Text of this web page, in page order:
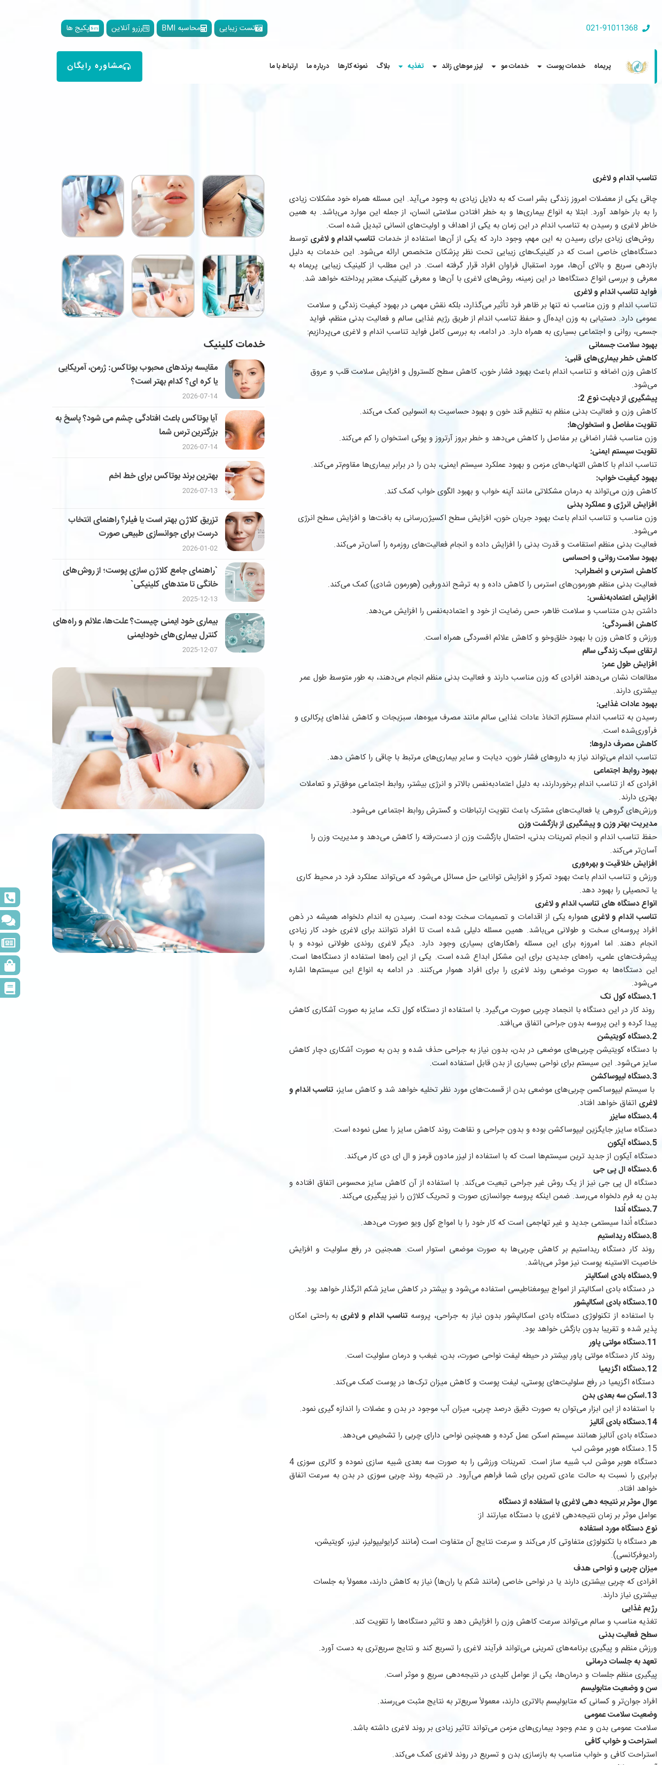
021-91011368 تست زیبایی محاسبه BMI رزرو آنلاین پکیج ها
پریماه خدمات پوست خدمات مو لیزر موهای زائد تغذیه بلاگ نمونه کارها درباره ما ارتباط با ما مشاوره رایگان
تناسب اندام و لاغری
چاقی یکی از معضلات امروز زندگی بشر است که به دلایل زیادی به وجود می‌آید. این مسئله همراه خود مشکلات زیادی
را به بار خواهد آورد. ابتلا به انواع بیماری‌ها و به خطر افتادن سلامتی انسان، از جمله این موارد می‌باشد. به همین
خاطر لاغری و رسیدن به تناسب اندام در این زمان به یکی از اهداف و اولیت‌های انسانی تبدیل شده است.
روش‌های زیادی برای رسیدن به این مهم، وجود دارد که یکی از آن‌ها استفاده از خدمات تناسب اندام و لاغری توسط
دستگاه‌های خاصی است که در کلینیک‌های زیبایی تحت نظر پزشکان متخصص ارائه می‌شود. این خدمات به دلیل
بازدهی سریع و بالای آن‌ها، مورد استقبال فراوان افراد قرار گرفته است. در این مطلب از کلینیک زیبایی پریماه به
معرفی و بررسی انواع دستگاه‌ها در این زمینه، روش‌های لاغری با آن‌ها و معرفی کلینیک معتبر پرداخته خواهد شد.
فواید تناسب اندام و لاغری
تناسب اندام و وزن مناسب نه تنها بر ظاهر فرد تأثیر می‌گذارد، بلکه نقش مهمی در بهبود کیفیت زندگی و سلامت
عمومی دارد. دستیابی به وزن ایده‌آل و حفظ تناسب اندام از طریق رژیم غذایی سالم و فعالیت بدنی منظم، فواید
جسمی، روانی و اجتماعی بسیاری به همراه دارد. در ادامه، به بررسی کامل فواید تناسب اندام و لاغری می‌پردازیم:
بهبود سلامت جسمانی
کاهش خطر بیماری‌های قلبی:
کاهش وزن اضافه و تناسب اندام باعث بهبود فشار خون، کاهش سطح کلسترول و افزایش سلامت قلب و عروق
می‌شود.
پیشگیری از دیابت نوع 2:
کاهش وزن و فعالیت بدنی منظم به تنظیم قند خون و بهبود حساسیت به انسولین کمک می‌کند.
تقویت مفاصل و استخوان‌ها:
وزن مناسب فشار اضافی بر مفاصل را کاهش می‌دهد و خطر بروز آرتروز و پوکی استخوان را کم می‌کند.
تقویت سیستم ایمنی:
تناسب اندام با کاهش التهاب‌های مزمن و بهبود عملکرد سیستم ایمنی، بدن را در برابر بیماری‌ها مقاوم‌تر می‌کند.
بهبود کیفیت خواب:
کاهش وزن می‌تواند به درمان مشکلاتی مانند آپنه خواب و بهبود الگوی خواب کمک کند.
افزایش انرژی و عملکرد بدنی
وزن مناسب و تناسب اندام باعث بهبود جریان خون، افزایش سطح اکسیژن‌رسانی به بافت‌ها و افزایش سطح انرژی
می‌شود.
فعالیت بدنی منظم استقامت و قدرت بدنی را افزایش داده و انجام فعالیت‌های روزمره را آسان‌تر می‌کند.
بهبود سلامت روانی و احساسی
کاهش استرس و اضطراب:
فعالیت بدنی منظم هورمون‌های استرس را کاهش داده و به ترشح اندورفین (هورمون شادی) کمک می‌کند.
افزایش اعتمادبه‌نفس:
داشتن بدن متناسب و سلامت ظاهر، حس رضایت از خود و اعتمادبه‌نفس را افزایش می‌دهد.
کاهش افسردگی:
ورزش و کاهش وزن با بهبود خلق‌وخو و کاهش علائم افسردگی همراه است.
ارتقای سبک زندگی سالم
افزایش طول عمر:
مطالعات نشان می‌دهند افرادی که وزن مناسب دارند و فعالیت بدنی منظم انجام می‌دهند، به طور متوسط طول عمر
بیشتری دارند.
بهبود عادات غذایی:
رسیدن به تناسب اندام مستلزم اتخاذ عادات غذایی سالم مانند مصرف میوه‌ها، سبزیجات و کاهش غذاهای پرکالری و
فرآوری‌شده است.
کاهش مصرف داروها:
تناسب اندام می‌تواند نیاز به داروهای فشار خون، دیابت و سایر بیماری‌های مرتبط با چاقی را کاهش دهد.
بهبود روابط اجتماعی
افرادی که از تناسب اندام برخوردارند، به دلیل اعتمادبه‌نفس بالاتر و انرژی بیشتر، روابط اجتماعی موفق‌تر و تعاملات
بهتری دارند.
ورزش‌های گروهی یا فعالیت‌های مشترک باعث تقویت ارتباطات و گسترش روابط اجتماعی می‌شود.
مدیریت بهتر وزن و پیشگیری از بازگشت وزن
حفظ تناسب اندام و انجام تمرینات بدنی، احتمال بازگشت وزن از دست‌رفته را کاهش می‌دهد و مدیریت وزن را
آسان‌تر می‌کند.
افزایش خلاقیت و بهره‌وری
ورزش و تناسب اندام باعث بهبود تمرکز و افزایش توانایی حل مسائل می‌شود که می‌تواند عملکرد فرد در محیط کاری
یا تحصیلی را بهبود دهد.
انواع دستگاه‌ های تناسب اندام و لاغری
تناسب اندام و لاغری همواره یکی از اقدامات و تصمیمات سخت بوده است. رسیدن به اندام دلخواه، همیشه در ذهن
افراد پروسه‌ای سخت و طولانی می‌باشد. همین مسئله دلیلی شده است تا افراد نتوانند برای لاغری خود، کار زیادی
انجام دهند. اما امروزه برای این مسئله راهکارهای بسیاری وجود دارد. دیگر لاغری روندی طولانی نبوده و با
پیشرفت‌های علمی، راه‌های جدیدی برای این مشکل ابداع شده است. یکی از این راه‌ها استفاده از دستگاه‌ها است.
این دستگاه‌ها به صورت موضعی روند لاغری را برای افراد هموار می‌کنند. در ادامه به انواع این سیستم‌ها اشاره
می‌شود.
1.دستگاه کول تک
روند کار در این دستگاه با انجماد چربی صورت می‌گیرد. با استفاده از دستگاه کول تک، سایز به صورت آشکاری کاهش
پیدا کرده و این پروسه بدون جراحی اتفاق می‌افتد.
2.دستگاه کویتیشن
با دستگاه کویتیشن چربی‌های موضعی در بدن، بدون نیاز به جراحی حذف شده و بدن به صورت آشکاری دچار کاهش
سایز می‌شود. این سیستم برای نواحی بسیاری از بدن قابل استفاده است.
3.دستگاه لیپوساکشن
با سیستم لیپوساکسن چربی‌های موضعی بدن از قسمت‌های مورد نظر تخلیه خواهد شد و کاهش سایز، تناسب اندام و
لاغری اتفاق خواهد افتاد.
4.دستگاه سایزر
دستگاه سایزر جایگزین لیپوساکشن بوده و بدون جراحی و نقاهت روند کاهش سایز را عملی نموده است.
5.دستگاه آیکون
دستگاه آیکون از جدید ترین سیستم‌ها است که با استفاده از لیزر مادون قرمز و ال ای دی کار می‌کند.
6.دستگاه ال پی جی
دستگاه ال پی جی نیز از یک روش غیر جراحی تبعیت می‌کند. با استفاده از آن کاهش سایز محسوس اتفاق افتاده و
بدن به فرم دلخواه می‌رسد. ضمن اینکه پروسه جوانسازی صورت و تحریک کلاژن را نیز پیگیری می‌کند.
7.دستگاه اُندا
دستگاه اُندا سیستمی جدید و غیر تهاجمی است که کار خود را با امواج کول ویو صورت می‌دهد.
8.دستگاه ریداستیم
روند کار دستگاه ریداستیم بر کاهش چربی‌ها به صورت موضعی استوار است. همجنین در رفع ‌سلولیت و افزایش
خاصیت الاستینه پوست نیز موثر می‌باشد.
9.دستگاه بادی اسکالپتر
در دستگاه بادی اسکالپتر از امواج بیومغناطیسی استفاده می‌شود و بیشتر در کاهش سایز شکم اثرگذار خواهد بود.
10.دستگاه بادی اسکالپشور
با استفاده از تکنولوژی دستگاه بادی اسکالپشور بدون نیاز به جراحی، پروسه تناسب اندام و لاغریبه راحتی امکان
پذیر شده و تقریبا بدون بازگش خواهد بود.
11.دستگاه مولتی پاور
روند کار دستگاه مولتی پاور بیشتر در حیطه لیفت نواحی صورت، بدن، غبغب و درمان سلولیت است.
12.دستگاه اگزیمیا
دستگاه اگزیمیا در رفع سلولیت‌های پوستی، لیفت پوست و کاهش میزان ترک‌ها در پوست کمک می‌کند.
13.اسکن سه بعدی بدن
با استفاده از این ابزار می‌توان به صورت دقیق درصد چربی، میزان آب موجود در بدن و عضلات را اندازه گیری نمود.
14.دستگاه بادی آنالیز
دستگاه بادی آنالیز همانند سیستم اسکن عمل کرده و همچنین نواحی دارای چربی را تشخیص می‌دهد.
15.دستگاه هوبر موشن لب
دستگاه هوبر موشن لب شبیه ساز است. تمرینات ورزشی را به صورت سه بعدی شبیه سازی نموده و کالری سوزی 4
برابری را نسبت به حالت عادی تمرین برای شما فراهم می‌آرود. در نتیجه روند چربی سوزی در بدن به سرعت اتفاق
خواهد افتاد.
عوال موثر بر نتیجه دهی لاغری با استفاده از دستگاه
عوامل موثر بر زمان نتیجه‌دهی لاغری با دستگاه عبارتند از:
نوع دستگاه مورد استفاده
هر دستگاه با تکنولوژی متفاوتی کار می‌کند و سرعت نتایج آن متفاوت است (مانند کرایولیپولیز، لیزر، کویتیشن،
رادیوفرکانسی).
میزان چربی و نواحی هدف
افرادی که چربی بیشتری دارند یا در نواحی خاصی (مانند شکم یا ران‌ها) نیاز به کاهش دارند، معمولاً به جلسات
بیشتری نیاز دارند.
رژیم غذایی
تغذیه مناسب و سالم می‌تواند سرعت کاهش وزن را افزایش دهد و تاثیر دستگاه‌ها را تقویت کند.
سطح فعالیت بدنی
ورزش منظم و پیگیری برنامه‌های تمرینی می‌تواند فرآیند لاغری را تسریع کند و نتایج سریع‌تری به دست آورد.
تعهد به جلسات درمانی
پیگیری منظم جلسات و درمان‌ها، یکی از عوامل کلیدی در نتیجه‌دهی سریع و موثر است.
سن و وضعیت متابولیسم
افراد جوان‌تر و کسانی که متابولیسم بالاتری دارند، معمولاً سریع‌تر به نتایج مثبت می‌رسند.
وضعیت سلامت عمومی
سلامت عمومی بدن و عدم وجود بیماری‌های مزمن می‌تواند تاثیر زیادی بر روند لاغری داشته باشد.
استراحت و خواب کافی
استراحت کافی و خواب مناسب به بازسازی بدن و تسریع در روند لاغری کمک می‌کند.
خدمات کلینیک
مقایسه برندهای محبوب بوتاکس: ژرمن، آمریکایی
یا کره ای؟ کدام بهتر است؟
2026-07-14
آیا بوتاکس باعث افتادگی چشم می شود؟ پاسخ به
بزرگترین ترس شما
2026-07-14
بهترین برند بوتاکس برای خط اخم
2026-07-13
تزریق کلاژن بهتر است یا فیلر؟ راهنمای انتخاب
درست برای جوانسازی طبیعی صورت
2026-01-02
`راهنمای جامع کلاژن سازی پوست؛ از روش‌های
خانگی تا متدهای کلینیکی`
2025-12-13
بیماری خود ایمنی چیست؟ علت‌ها، علائم و راه‌های
کنترل بیماری‌های خودایمنی
2025-12-07